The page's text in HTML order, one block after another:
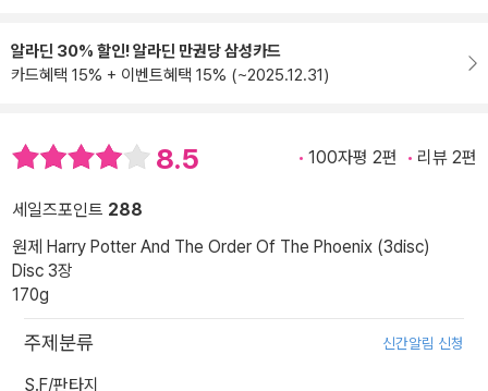
알라딘 30% 할인! 알라딘 만권당 삼성카드
카드혜택 15% + 이벤트혜택 15% (~2025.12.31)
8.5 100자평 2편 리뷰 2편
세일즈포인트 288
원제 Harry Potter And The Order Of The Phoenix (3disc)
Disc 3장
170g
주제분류 신간알림 신청
S.F/판타지